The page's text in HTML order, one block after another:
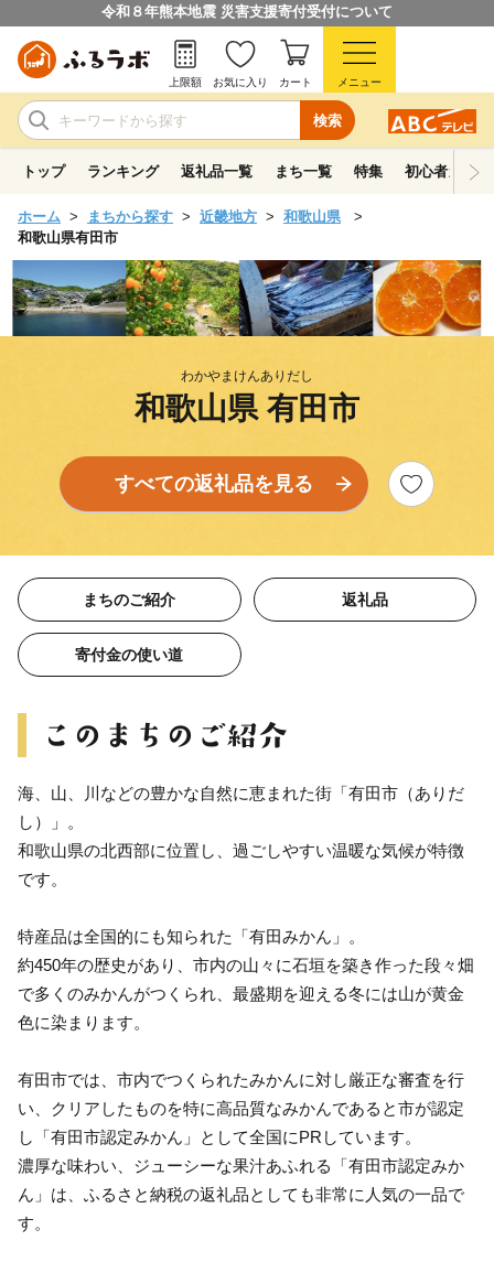
令和８年熊本地震 災害支援寄付受付について
検索
上限額 お気に入り カート メニュー
トップ ランキング 返礼品一覧 まち一覧 特集 初心者ガイド
ホーム まちから探す 近畿地方
和歌山県
和歌山県有田市
わかやまけんありだし
和歌山県 有田市
すべての返礼品を見る
まちのご紹介 返礼品
寄付金の使い道
海、山、川などの豊かな自然に恵まれた街「有田市（ありだ
し）」。
和歌山県の北西部に位置し、過ごしやすい温暖な気候が特徴
です。
特産品は全国的にも知られた「有田みかん」。
約450年の歴史があり、市内の山々に石垣を築き作った段々畑
で多くのみかんがつくられ、最盛期を迎える冬には山が黄金
色に染まります。
有田市では、市内でつくられたみかんに対し厳正な審査を行
い、クリアしたものを特に高品質なみかんであると市が認定
し「有田市認定みかん」として全国にPRしています。
濃厚な味わい、ジューシーな果汁あふれる「有田市認定みか
ん」は、ふるさと納税の返礼品としても非常に人気の一品で
す。